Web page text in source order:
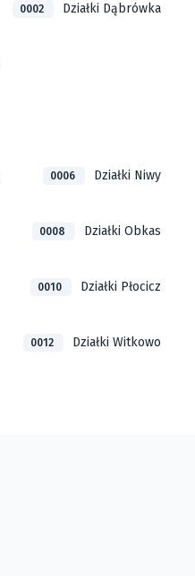
0002 Działki Dąbrówka
0006 Działki Niwy
0008 Działki Obkas
0010 Działki Płocicz
0012 Działki Witkowo